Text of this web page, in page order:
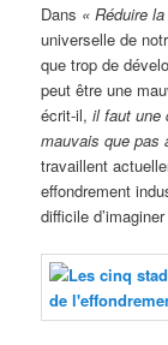
Dans «Réduire
universelle de
que trop de
peut être une
écrit-il,il faut une
mauvais que pas
travaillent
effondrement
difficile